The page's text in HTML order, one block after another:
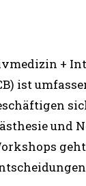
+
ist
und